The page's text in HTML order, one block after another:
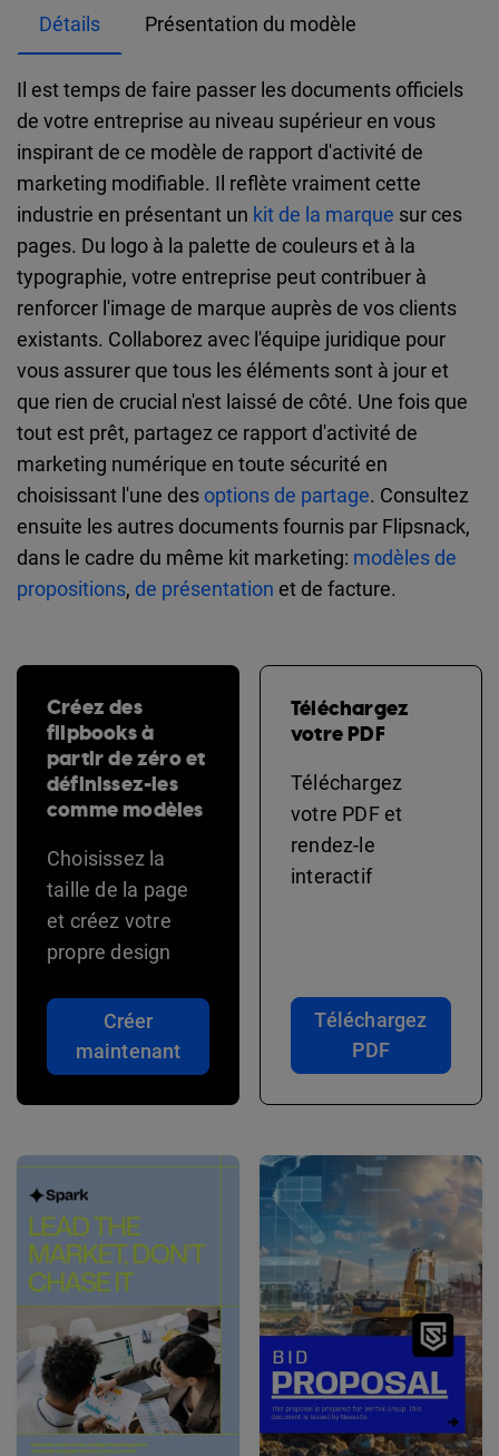
Détails Présentation du modèle
Il est temps de faire passer les documents officiels
de votre entreprise au niveau supérieur en vous
inspirant de ce modèle de rapport d'activité de
marketing modifiable. Il reflète vraiment cette
industrie en présentant un kit de la marque sur ces
pages. Du logo à la palette de couleurs et à la
typographie, votre entreprise peut contribuer à
renforcer l'image de marque auprès de vos clients
existants. Collaborez avec l'équipe juridique pour
vous assurer que tous les éléments sont à jour et
que rien de crucial n'est laissé de côté. Une fois que
tout est prêt, partagez ce rapport d'activité de
marketing numérique en toute sécurité en
choisissant l'une des options de partage. Consultez
ensuite les autres documents fournis par Flipsnack,
dans le cadre du même kit marketing: modèles de
propositions, de présentation et de facture.
Créez des
flipbooks à
partir de zéro et
définissez-les
comme modèles
Choisissez la
taille de la page
et créez votre
propre design
Créer
maintenant
Téléchargez
votre PDF
Téléchargez
votre PDF et
rendez-le
interactif
Téléchargez
PDF